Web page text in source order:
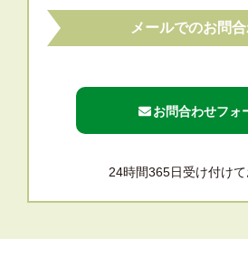
メールでのお問
お問合わせフォ
24時間365日受け付け